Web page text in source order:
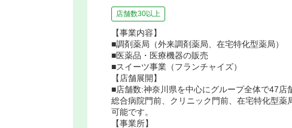
店舗数30以上
【事業内容】
■調剤薬局（外来調剤薬局、在宅特化型薬局）
■医薬品・医療機器の販売
■スイーツ事業（フランチャイズ）
【店舗展開】
■店舗数:神奈川県を中心にグループ全体で47店
総合病院門前、クリニック門前、在宅特化型
可能です。
【事業所】